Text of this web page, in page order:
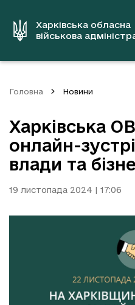
вмістуХарківська обласна
військова
Головна Новини
Харківська
онлайн-
влади та
19 листопада 2024 | 17:06